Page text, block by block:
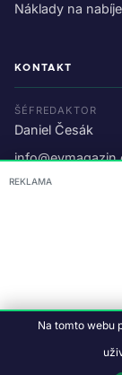
Náklady na
KONTAKT
ŠÉFREDAKTOR
Daniel Česák
O nás
© 2026 EV
REKLAMA
Na tomto webu